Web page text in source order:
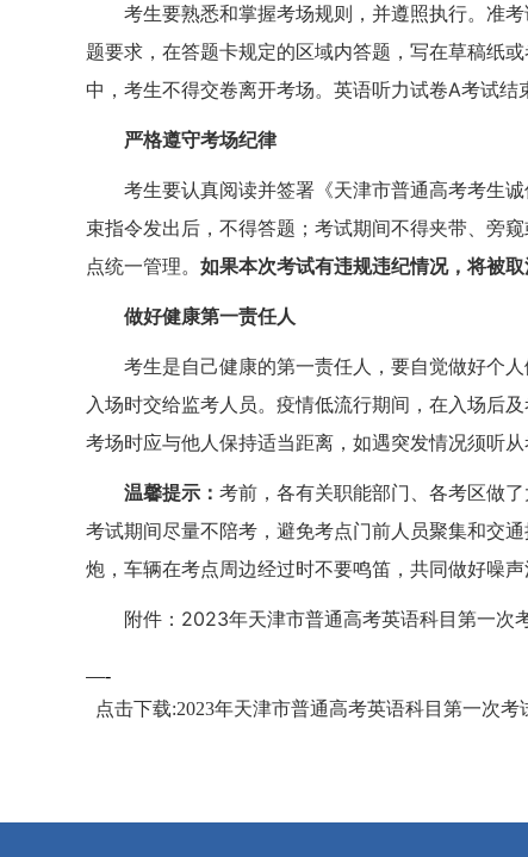
考生要熟悉和掌握考场规则，并遵照执行。准
题要求，在答题卡规定的区域内答题，写在草稿纸
中，考生不得交卷离开考场。英语听力试卷A考试结
严格遵守考场纪律
考生要认真阅读并签署《天津市普通高考考生
束指令发出后，不得答题；考试期间不得夹带、旁
点统一管理。 如果本次考试有违规违纪情况，将被
做好健康第一责任人
考生是自己健康的第一责任人，要自觉做好个
入场时交给监考人员。疫情低流行期间，在入场后
考场时应与他人保持适当距离，如遇突发情况须听从
温馨提示： 考前，各有关职能部门、各考区做
考试期间尽量不陪考，避免考点门前人员聚集和交
炮，车辆在考点周边经过时不要鸣笛，共同做好噪
附件：2023年天津市普通高考英语科目第一次
—-
点击下载:2023年天津市普通高考英语科目第一次